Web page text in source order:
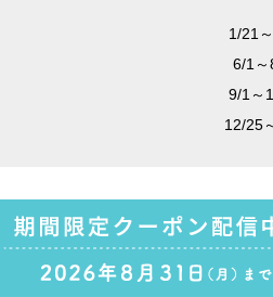
1/21
6/1～
9/1～
12/25